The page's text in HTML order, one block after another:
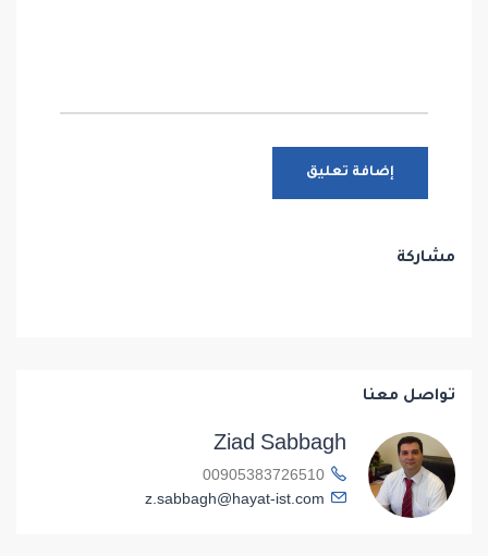
مشاركة
تواصل معنا
Ziad Sabbagh
z.sabbagh@hayat-ist.com